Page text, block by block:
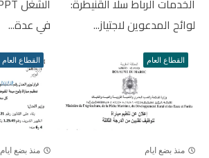
لوائح المدعوين لاجتياز...
في عدة...
القطاع العام
منذ بضع ايام
القطاع العام
منذ بضع ايام